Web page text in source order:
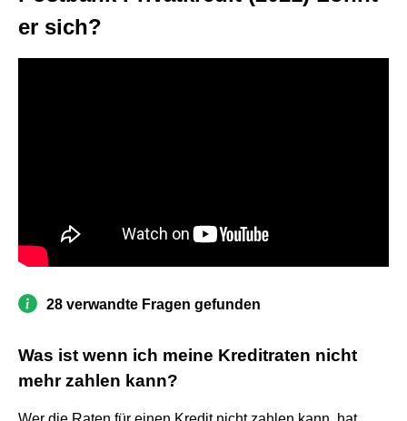
er sich?
28 verwandte Fragen gefunden
Was ist wenn ich meine Kreditraten nicht
mehr zahlen kann?